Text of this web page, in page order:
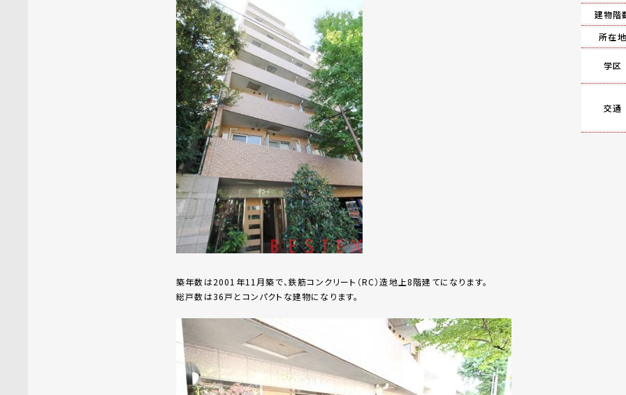
築年数は2001年11月築で、鉄筋コンクリート（RC）造地上8階建てになります。
総戸数は36戸とコンパクトな建物になります。
建物階
所在地
学区
交通